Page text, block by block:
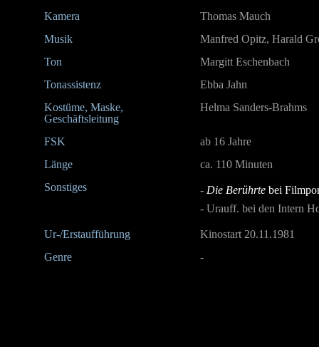
Kamera
Thomas Mauch
Musik
Manfred Opitz, Harald
Ton
Margitt Eschenbach
Tonassistenz
Ebba Jahn
Kostüme, Maske,
Geschäftsleitung
Helma Sanders-Brahms
FSK
ab 16 Jahre
Länge
ca. 110 Minuten
Sonstiges
- Die Berührte bei
- Urauff. bei den Intern
Ur-/Erstaufführung
Kinostart 20.11.1981
Genre
-